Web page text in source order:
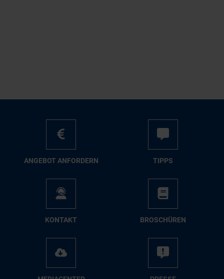
AN­GE­BOT AN­FOR­DERN TIPPS
KON­TAKT BRO­SCHÜ­REN